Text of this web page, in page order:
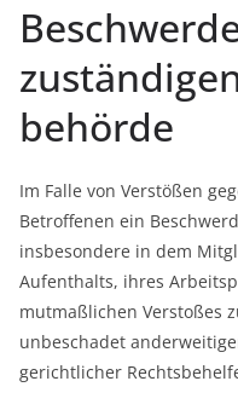
behörde
Im Falle von Verstößen
Betroffenen ein
insbesondere in dem
Aufenthalts, ihres
mutmaßlichen Verstoßes
unbeschadet
gerichtlicher